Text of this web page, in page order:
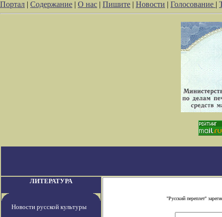
Портал | Содержание | О нас | Пишите | Новости | Голосование |
ЛИТЕРАТУРА
Новости русской культуры
"Русский переплет"